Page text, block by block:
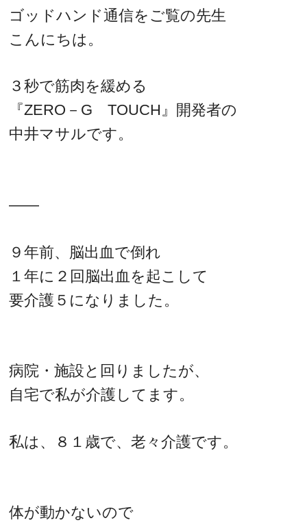
ゴッドハンド通信をご覧の先生
こんにちは。
３秒で筋肉を緩める
『ZERO－G TOUCH』開発者の
中井マサルです。
――
９年前、脳出血で倒れ
１年に２回脳出血を起こして
要介護５になりました。
病院・施設と回りましたが、
自宅で私が介護してます。
私は、８１歳で、老々介護です。
体が動かないので